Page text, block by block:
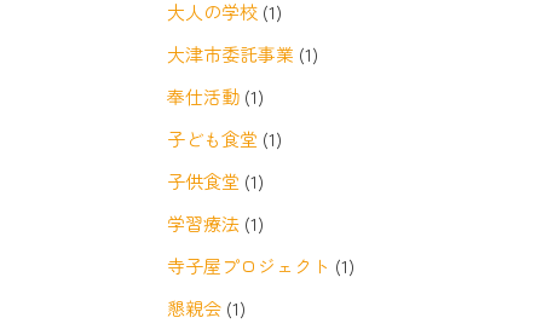
大人の学校 (1)
大津市委託事業 (1)
奉仕活動 (1)
子ども食堂 (1)
子供食堂 (1)
学習療法 (1)
寺子屋プロジェクト (1)
懇親会 (1)